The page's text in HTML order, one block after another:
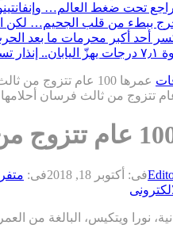
تحت ضغط العالم…
ببطء من قلب الجحيم… لكن
أحد أكبر محرمات ما بعد
في كيوشو
عمرها 100 عام تتزوج من ثالث فرسان أحلامها!
فى: أكتوبر 18, 2018 فى:
البالغة من العمر 100 عام، بزواجها من حبيبها الذي يصغرها بـ 26 عاما فقط.